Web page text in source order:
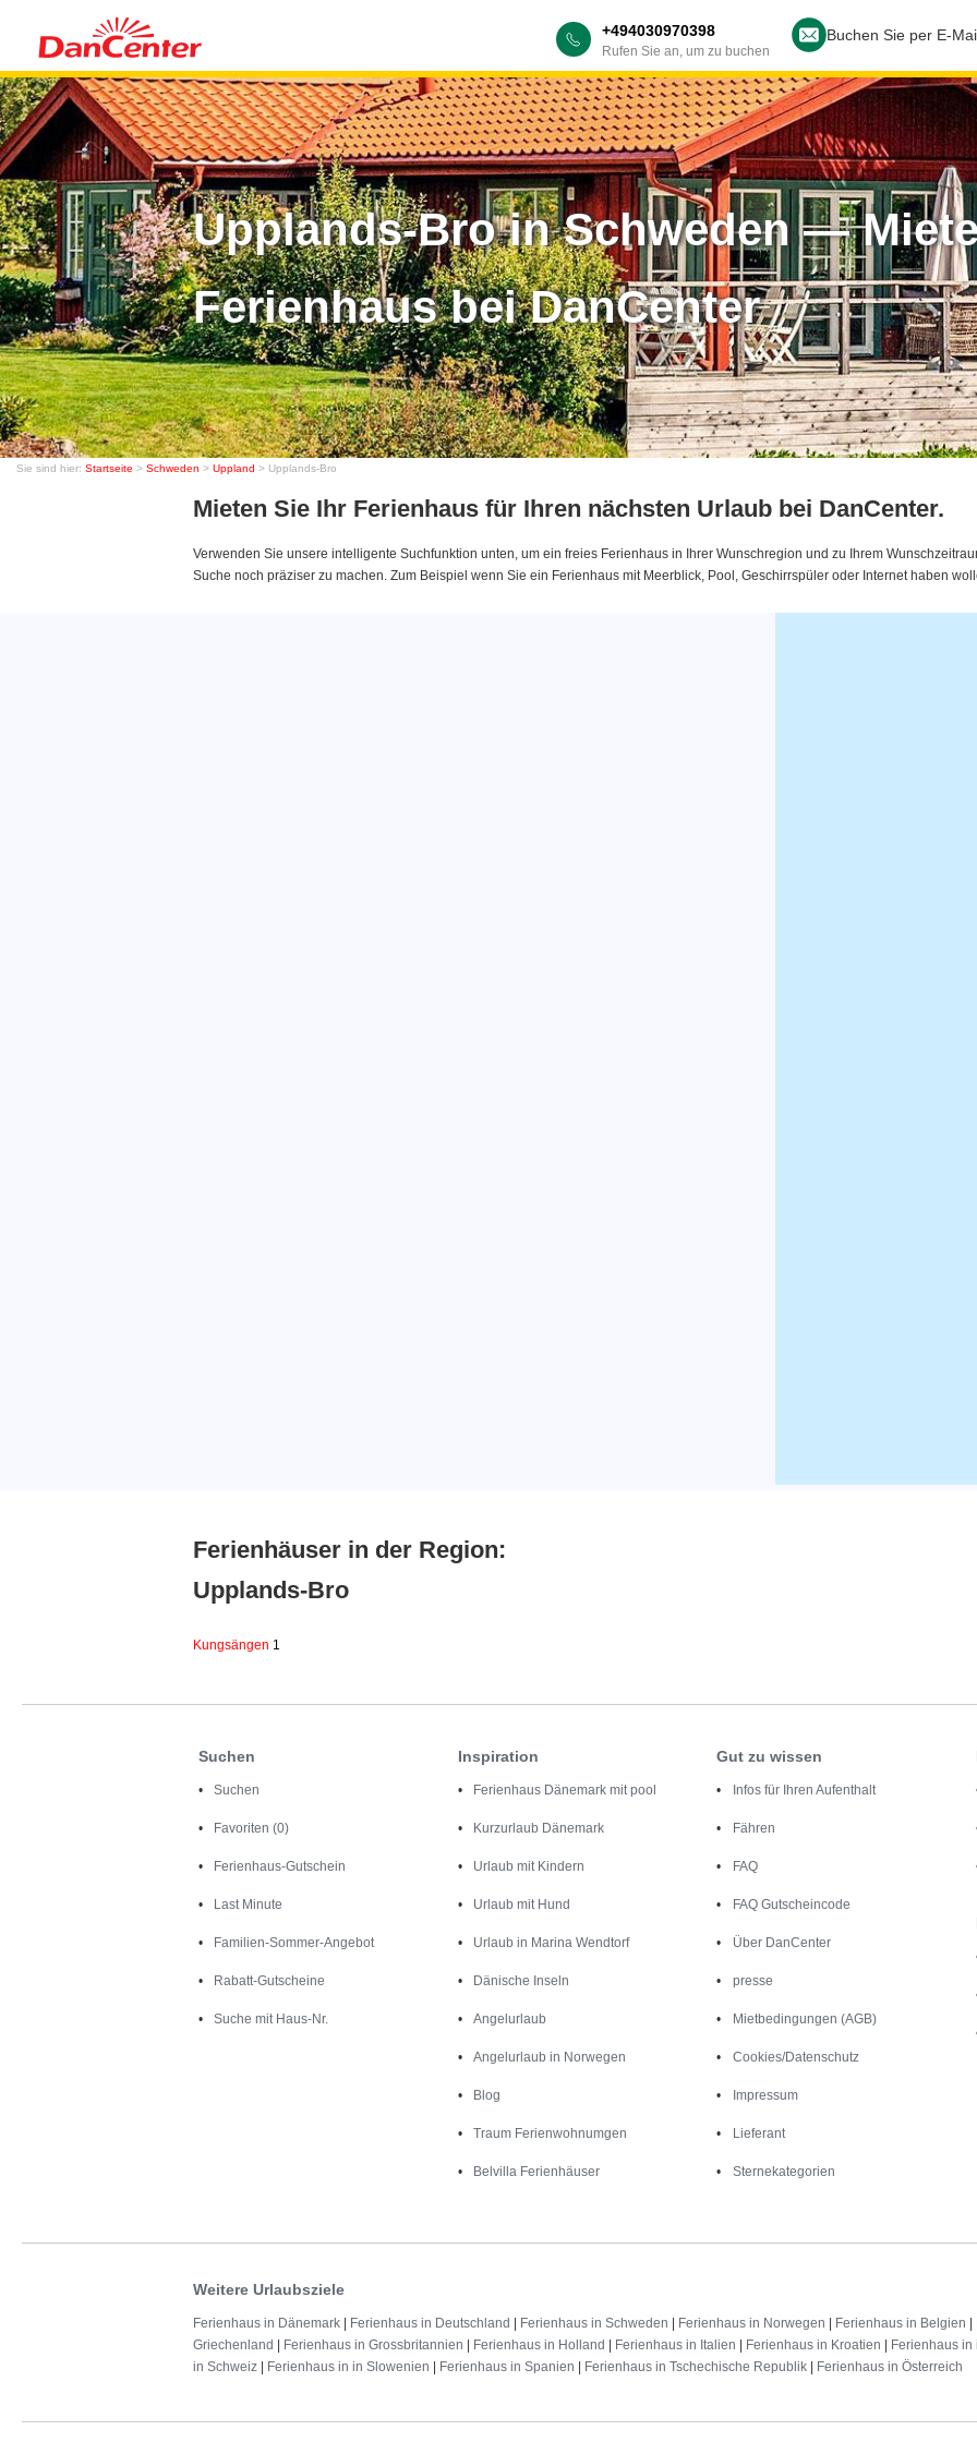
+494030970398
Rufen Sie an, um zu buchen
Buchen Sie per E-
Upplands-Bro in Schweden —
Ferienhaus bei DanCenter
Sie sind hier: Startseite > Schweden > Uppland > Upplands-Bro
Mieten Sie Ihr Ferienhaus für Ihren nächsten Urlaub bei DanCenter.
Verwenden Sie unsere intelligente Suchfunktion unten, um ein freies Ferienhaus in Ihrer Wunschregion und zu Ihrem
Suche noch präziser zu machen. Zum Beispiel wenn Sie ein Ferienhaus mit Meerblick, Pool, Geschirrspüler oder Internet haben
Ferienhäuser in der Region:
Upplands-Bro
Kungsängen 1
Suchen
Suchen
Favoriten (0)
Ferienhaus-Gutschein
Last Minute
Familien-Sommer-Angebot
Rabatt-Gutscheine
Suche mit Haus-Nr.
Inspiration
Ferienhaus Dänemark mit pool
Kurzurlaub Dänemark
Urlaub mit Kindern
Urlaub mit Hund
Urlaub in Marina Wendtorf
Dänische Inseln
Angelurlaub
Angelurlaub in Norwegen
Blog
Traum Ferienwohnumgen
Belvilla Ferienhäuser
Gut zu wissen
Infos für Ihren Aufenthalt
Fähren
FAQ
FAQ Gutscheincode
Über DanCenter
presse
Mietbedingungen (AGB)
Cookies/Datenschutz
Impressum
Lieferant
Sternekategorien
Weitere Urlaubsziele
Ferienhaus in Dänemark Ferienhaus in Deutschland Ferienhaus in Schweden Ferienhaus in Norwegen Ferienhaus in Belgien
Griechenland
Ferienhaus in Grossbritannien Ferienhaus in Holland Ferienhaus in Italien Ferienhaus in Kroatien Ferienhaus in
in Schweiz
Ferienhaus in in Slowenien Ferienhaus in Spanien Ferienhaus in Tschechische Republik Ferienhaus in Österreich